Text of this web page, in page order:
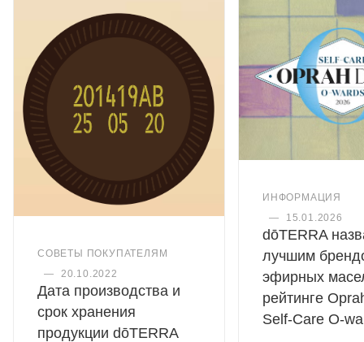
СОВЕТЫ ПОКУПАТЕЛЯМ
—
20.10.2022
Дата производства и
срок хранения
продукции dōTERRA
ИНФОРМАЦИЯ
—
15.01.2026
dōTERRA
лучшим
эфирных
рейтинге
Self-Care O-